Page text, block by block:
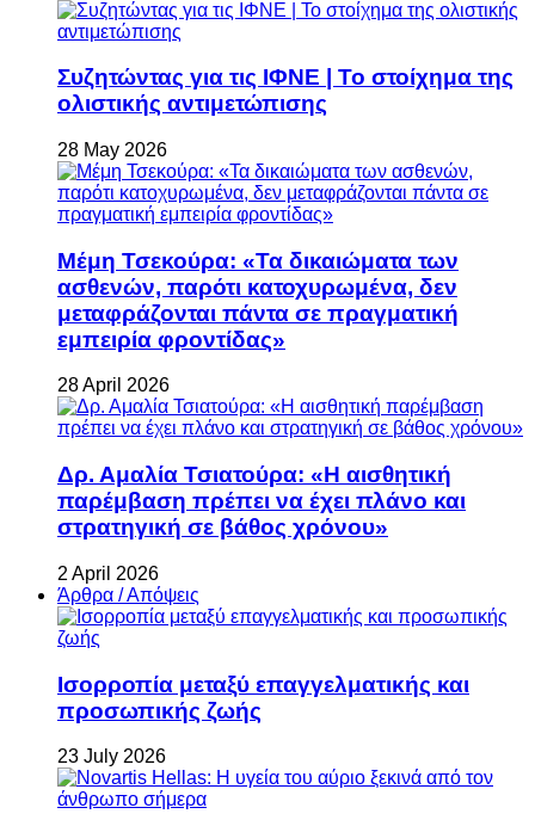
Συζητώντας για τις ΙΦΝΕ | Το στοίχημα της
ολιστικής αντιμετώπισης
28 May 2026
Μέμη Τσεκούρα: «Τα δικαιώματα των
ασθενών, παρότι κατοχυρωμένα, δεν
μεταφράζονται πάντα σε πραγματική
εμπειρία φροντίδας»
28 April 2026
Δρ. Αμαλία Τσιατούρα: «Η αισθητική
παρέμβαση πρέπει να έχει πλάνο και
στρατηγική σε βάθος χρόνου»
2 April 2026
Άρθρα / Απόψεις
Ισορροπία μεταξύ επαγγελματικής και
προσωπικής ζωής
23 July 2026